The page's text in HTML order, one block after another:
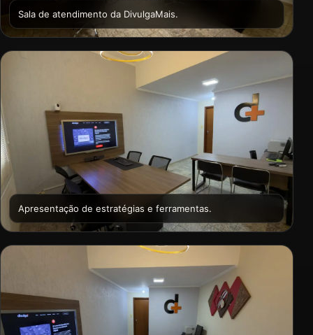
Sala de atendimento da DivulgaMais.
Apresentação de estratégias e ferramentas.